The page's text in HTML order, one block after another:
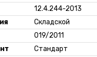
12.4.244-2013
Складской
019/2011
Стандарт